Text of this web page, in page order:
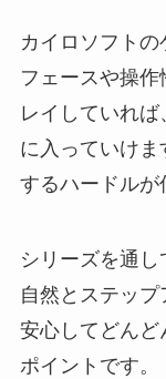
カイロソフト
フェースや操
レイしていれ
に入っていけ
するハードルが
シリーズを通
自然とステップ
安心してどんど
ポイントです。